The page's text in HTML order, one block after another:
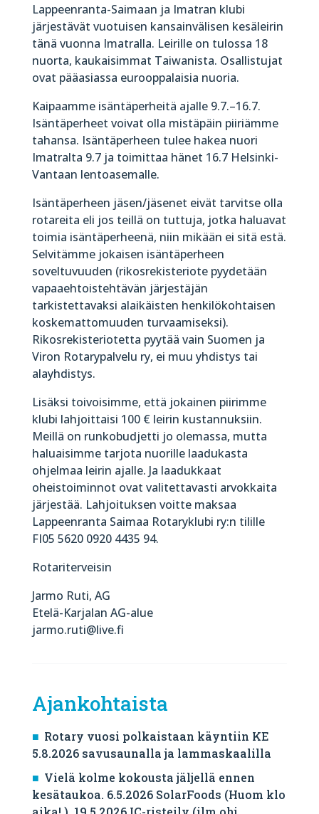
Lappeenranta-Saimaan ja Imatran klubi
järjestävät vuotuisen kansainvälisen kesäleirin
tänä vuonna Imatralla. Leirille on tulossa 18
nuorta, kaukaisimmat Taiwanista. Osallistujat
ovat pääasiassa eurooppalaisia nuoria.
Kaipaamme isäntäperheitä ajalle 9.7.–16.7.
Isäntäperheet voivat olla mistäpäin piiriämme
tahansa. Isäntäperheen tulee hakea nuori
Imatralta 9.7 ja toimittaa hänet 16.7 Helsinki-
Vantaan lentoasemalle.
Isäntäperheen jäsen/jäsenet eivät tarvitse olla
rotareita eli jos teillä on tuttuja, jotka haluavat
toimia isäntäperheenä, niin mikään ei sitä estä.
Selvitämme jokaisen isäntäperheen
soveltuvuuden (rikosrekisteriote pyydetään
vapaaehtoistehtävän järjestäjän
tarkistettavaksi alaikäisten henkilökohtaisen
koskemattomuuden turvaamiseksi).
Rikosrekisteriotetta pyytää vain Suomen ja
Viron Rotarypalvelu ry, ei muu yhdistys tai
alayhdistys.
Lisäksi toivoisimme, että jokainen piirimme
klubi lahjoittaisi 100 € leirin kustannuksiin.
Meillä on runkobudjetti jo olemassa, mutta
haluaisimme tarjota nuorille laadukasta
ohjelmaa leirin ajalle. Ja laadukkaat
oheistoiminnot ovat valitettavasti arvokkaita
järjestää. Lahjoituksen voitte maksaa
Lappeenranta Saimaa Rotaryklubi ry:n tilille
FI05 5620 0920 4435 94.
Rotariterveisin
Jarmo Ruti, AG
Etelä-Karjalan AG-alue
jarmo.ruti@live.fi
Ajankohtaista
Rotary vuosi polkaistaan käyntiin KE
5.8.2026 savusaunalla ja lammaskaalilla
Vielä kolme kokousta jäljellä ennen
kesätaukoa. 6.5.2026 SolarFoods (Huom klo